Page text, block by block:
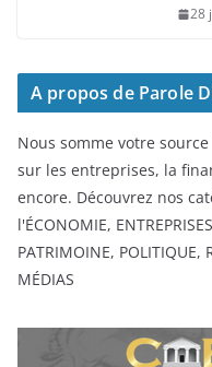
28
A propos de Parole
Nous somme votre
sur les entreprises, la
encore. Découvrez nos
l'ÉCONOMIE,
PATRIMOINE, POLITIQUE,
MÉDIAS